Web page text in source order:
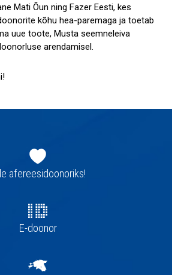
Mati Õun ning Fazer Eesti, kes
kõhu hea-paremaga ja toetab
uue toote, Musta seemneleiva
arendamisel.
afereesidoonoriks!
E-doonor